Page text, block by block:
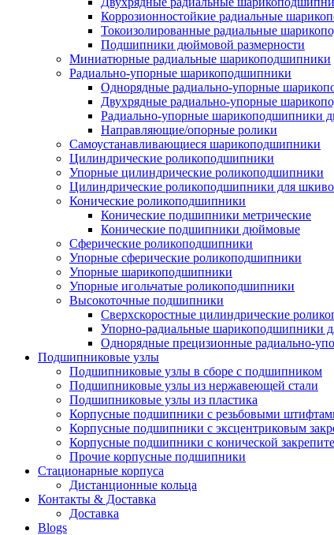
Коррозионностойкие радиальные
Токоизолированные радиальные
Подшипники дюймовой размерности
Миниатюрные радиальные шарикоподшипники
Радиально-упорные шарикоподшипники
Однорядные радиально-упорные
Двухрядные радиально-упорные
Радиально-упорные шарикоподшипники
Направляющие/опорные ролики
Самоустанавливающиеся шарикоподшипники
Цилиндрические роликоподшипники
Упорные цилиндрические роликоподшипники
Цилиндрические роликоподшипники для
Конические роликоподшипники
Конические подшипники метрические
Конические подшипники дюймовые
Сферические роликоподшипники
Упорные сферические роликоподшипники
Упорные шарикоподшипники
Упорные игольчатые роликоподшипники
Высокоточные подшипники
Сверхскоростные цилиндрические
Упорно-радиальные шарикоподшипники
Однорядные прецизионные радиально-
Подшипниковые узлы
Подшипниковые узлы в сборе с подшипником
Подшипниковые узлы из нержавеющей стали
Подшипниковые узлы из пластика
Корпусные подшипники с резьбовыми
Корпусные подшипники с эксцентриковым
Корпусные подшипники с конической
Прочие корпусные подшипники
Стационарные корпуса
Дистанционные кольца
Контакты & Доставка
Доставка
Blogs